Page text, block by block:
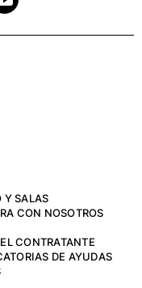
Y SALAS
CON NOSOTROS
CONTRATANTE
DE AYUDAS